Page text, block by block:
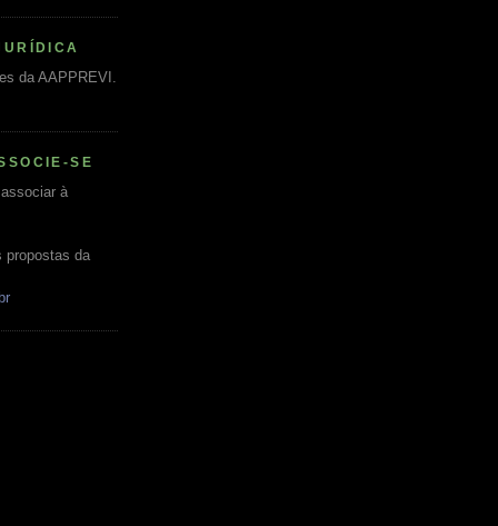
da AAPPREVI.
SE
à
propostas da